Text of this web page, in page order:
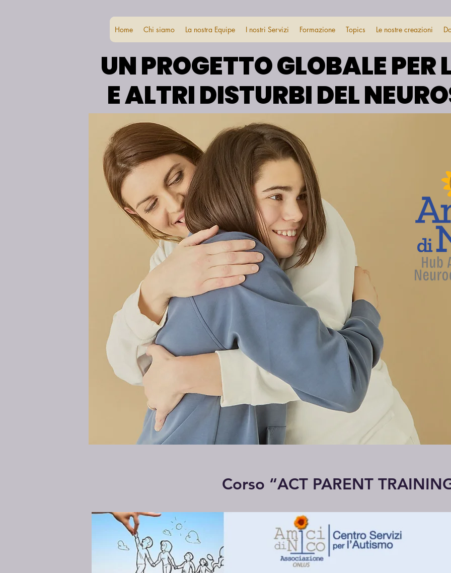
Home Chi siamo La nostra Equipe I nostri Servizi Formazione Topics Le nostre creazioni
UN PROGETTO GLOBALE
E ALTRI DISTURBI DEL
UN PROGETTO GLOBALE
E ALTRI DISTURBI DEL
Corso “ACT PARENT